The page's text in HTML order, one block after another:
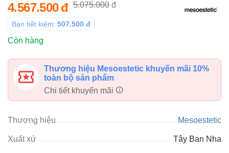
4.567.500đ 5.075.000 đ
Bạn tiết kiệm: 507.500 đ
Còn hàng
Thương hiệu Mesoestetic khuyến mãi 10%
toàn bộ sản phẩm
Chi tiết khuyến mãi
Thương hiệu Mesoestetic
Xuất xứ Tây Ban Nha